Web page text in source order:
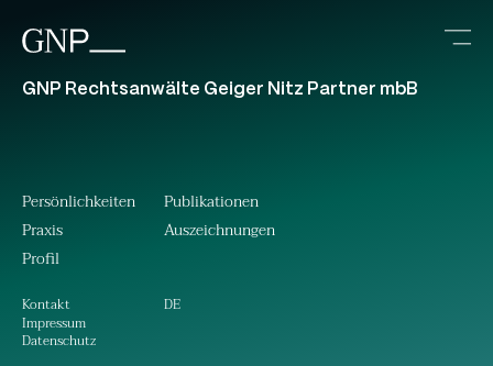
GNP Rechtsanwälte Geiger Nitz Partner mbB
Persönlichkeiten
Praxis
Profil
Kontakt
Impressum
Datenschutz
Publikationen
Auszeichnungen
DE